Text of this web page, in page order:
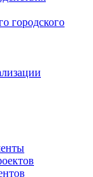
городского